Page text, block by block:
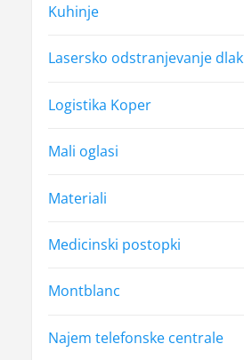
Kuhinje
Lasersko odstranjevanje dlak
Logistika Koper
Mali oglasi
Materiali
Medicinski postopki
Montblanc
Najem telefonske centrale